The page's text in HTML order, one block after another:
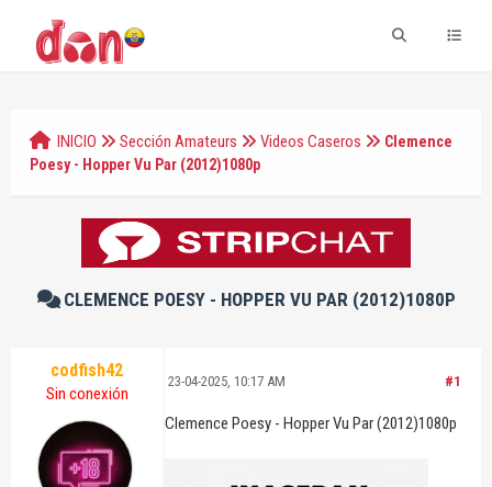
INICIO Sección Amateurs Videos Caseros
Clemence
Poesy - Hopper Vu Par (2012)1080p
CLEMENCE POESY - HOPPER VU PAR (2012)1080P
codfish42
Sin conexión
#1
23-04-2025, 10:17 AM
Clemence Poesy - Hopper Vu Par (2012)1080p